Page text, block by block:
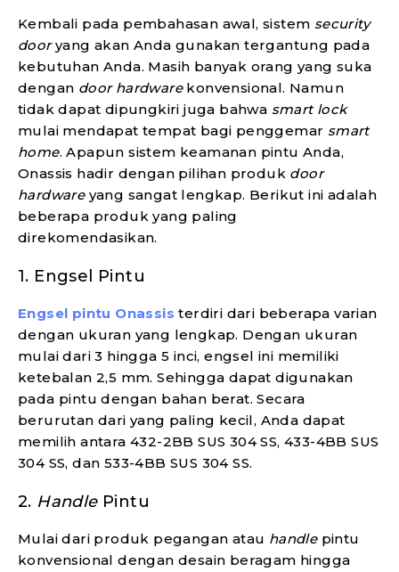
Kembali pada pembahasan awal, sistem security
dooryang akan Anda gunakan tergantung pada
kebutuhan Anda. Masih banyak orang yang suka
dengan door hardware konvensional. Namun
tidak dapat dipungkiri juga bahwa smart lock
mulai mendapat tempat bagi penggemar smart
home. Apapun sistem keamanan pintu Anda,
Onassis hadir dengan pilihan produk door
hardwareyang sangat lengkap. Berikut ini adalah
beberapa produk yang paling
direkomendasikan.
1. Engsel Pintu
Engsel pintu Onassis terdiri dari beberapa varian
dengan ukuran yang lengkap. Dengan ukuran
mulai dari 3 hingga 5 inci, engsel ini memiliki
ketebalan 2,5 mm. Sehingga dapat digunakan
pada pintu dengan bahan berat. Secara
berurutan dari yang paling kecil, Anda dapat
memilih antara 432-2BB SUS 304 SS, 433-4BB SUS
304 SS, dan 533-4BB SUS 304 SS.
2. HandlePintu
Mulai dari produk pegangan atau handle pintu
konvensional dengan desain beragam hingga